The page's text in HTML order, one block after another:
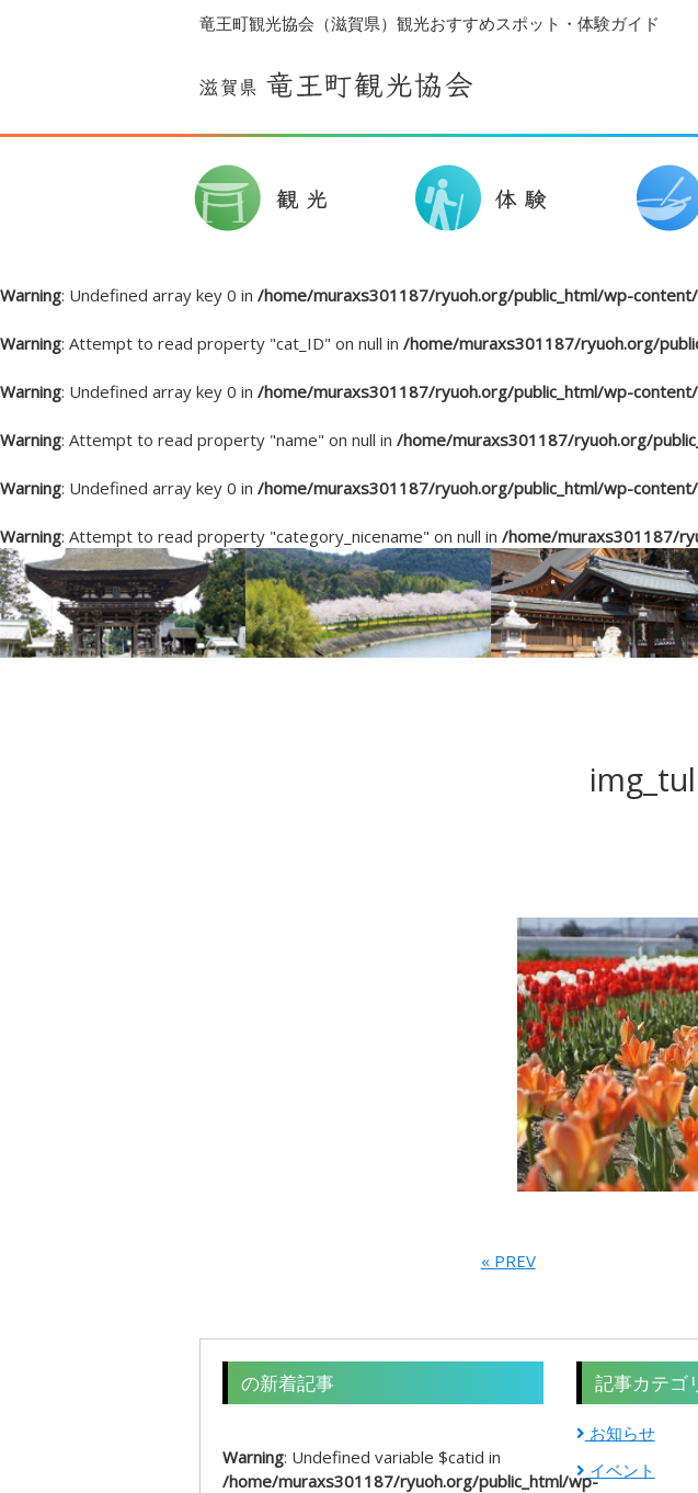
竜王町観光協会（滋賀県）観光おすすめスポット・体験ガイド
Warning: Undefined array key 0 in /home/muraxs301187/ryuoh.org/public_html/wp-
Warning: Attempt to read property "cat_ID" on null in /home/muraxs301187/ryuoh.org/
Warning: Undefined array key 0 in /home/muraxs301187/ryuoh.org/public_html/wp-
Warning: Attempt to read property "name" on null in /home/muraxs301187/ryuoh.org/
Warning: Undefined array key 0 in /home/muraxs301187/ryuoh.org/public_html/wp-
Warning: Attempt to read property "category_nicename" on null in /home/muraxs301187/
« PREV
の新着記事
Warning: Undefined variable $catid in
/home/muraxs301187/ryuoh.org/public_html/wp-
記事カテゴ
お知らせ
イベント